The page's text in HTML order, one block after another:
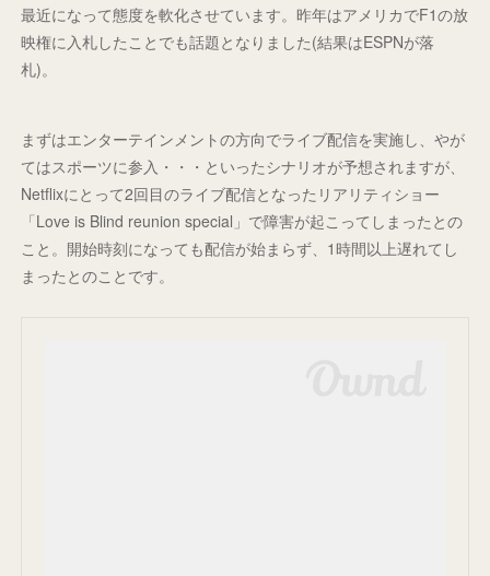
最近になって態度を軟化させています。昨年はアメリカでF1の放
映権に入札したことでも話題となりました(結果はESPNが落
札)。
まずはエンターテインメントの方向でライブ配信を実施し、やが
てはスポーツに参入・・・といったシナリオが予想されますが、
Netflixにとって2回目のライブ配信となったリアリティショー
「Love is Blind reunion special」で障害が起こってしまったとの
こと。開始時刻になっても配信が始まらず、1時間以上遅れてし
まったとのことです。